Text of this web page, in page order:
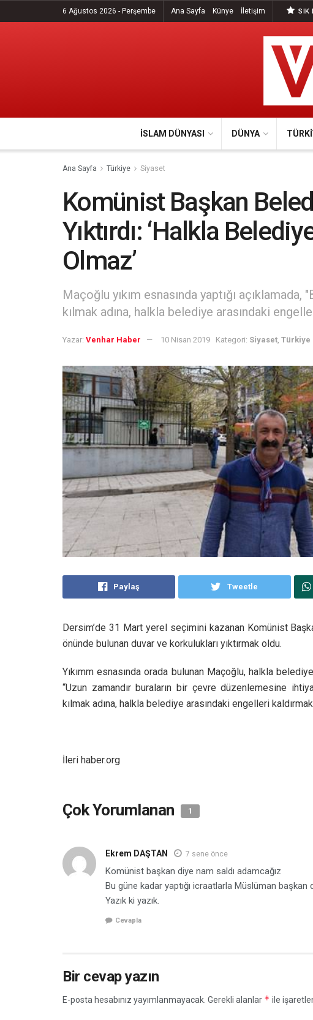
6 Ağustos 2026 - Perşembe Ana Sayfa Künye İletişim SIK
İSLAM DÜNYASI DÜNYA
Ana Sayfa Türkiye Siyaset
Komünist Başkan
Yıktırdı: ‘Halkla
Olmaz’
Maçoğlu yıkım esnasında yaptığı
kılmak adına, halkla belediye arasındaki
Yazar: Venhar Haber 10 Nisan 2019 Kategori: Siyaset Türkiye
Paylaş Tweetle
Dersim’de 31 Mart yerel seçimini kazanan Komünist
önünde bulunan duvar ve korkulukları yıktırmak oldu.
Yıkımm esnasında orada bulunan Maçoğlu, halkla
“Uzun zamandır buraların bir çevre düzenlemesine
kılmak adına, halkla belediye arasındaki engelleri
İleri haber.org
Çok Yorumlanan 1
Ekrem DAŞTAN 7 sene önce
Komünist başkan diye nam saldı adamcağız
Bu güne kadar yaptığı icraatlarla Müslüman başkan
Yazık ki yazık.
Cevapla
Bir cevap yazın
E-posta hesabınız yayımlanmayacak. Gerekli alanlar * ile